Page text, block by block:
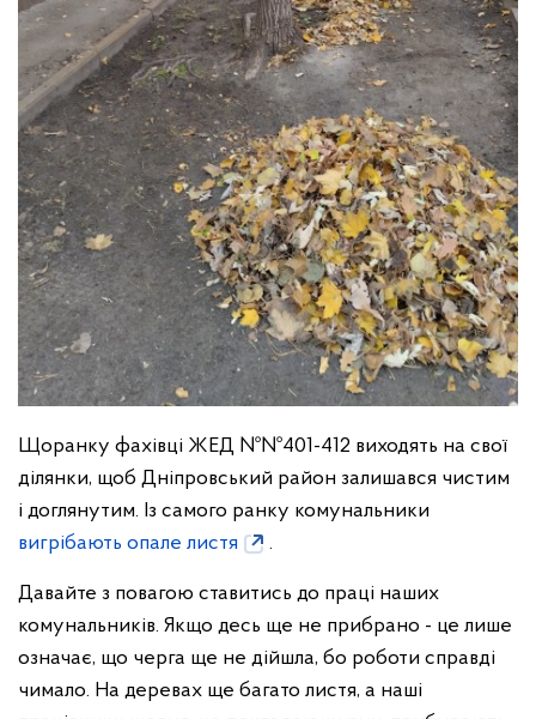
Щоранку фахівці ЖЕД №№401-412 виходять на свої
ділянки, щоб Дніпровський район залишався чистим
і доглянутим. Із самого ранку комунальники
вигрібають опале листя
.
Давайте з повагою ставитись до праці наших
комунальників. Якщо десь ще не прибрано - це лише
означає, що черга ще не дійшла, бо роботи справді
чимало. На деревах ще багато листя, а наші